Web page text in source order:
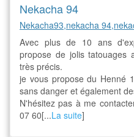
Nekacha 94
Nekacha93,nekacha
Avec plus de 10 ans
propose de jolis tatouages
très précis.
je vous propose du Henné
sans danger et également
N'hésitez pas à me
07 60[...La suite]